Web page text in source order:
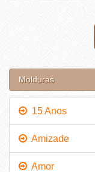
Molduras
15 Anos
Amizade
Amor